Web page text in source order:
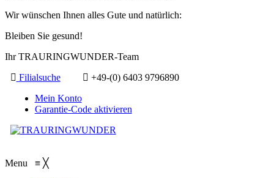
Wir wünschen Ihnen alles Gute und natürlich:
Bleiben Sie gesund!
Ihr TRAURINGWUNDER-Team
Filialsuche
+49-(0) 6403 9796890
Mein Konto
Garantie-Code aktivieren
Menu ≡ ╳